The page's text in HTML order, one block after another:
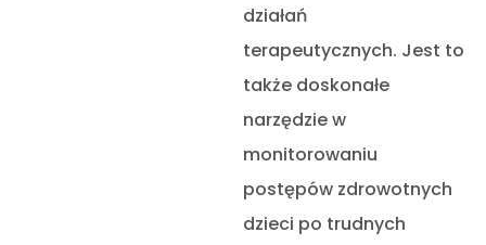
działań
terapeutycznych. Jest to
także doskonałe
narzędzie w
monitorowaniu
postępów zdrowotnych
dzieci po trudnych